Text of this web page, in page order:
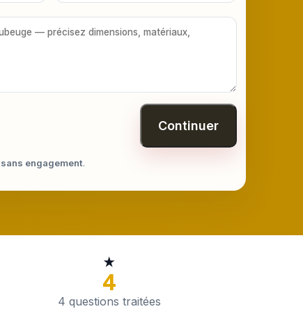
Continuer
sans engagement.
★
4
4 questions traitées